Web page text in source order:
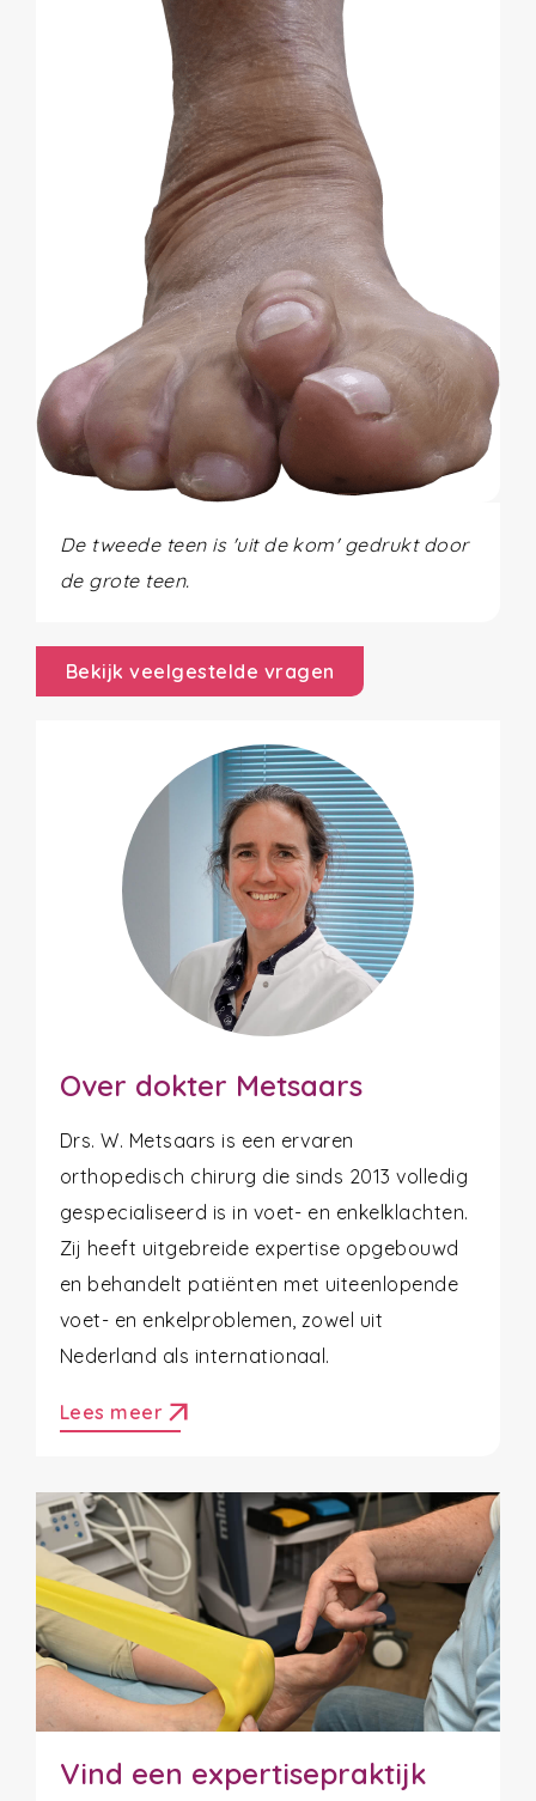
De tweede teen is 'uit de kom' gedrukt door
de grote teen.
Bekijk veelgestelde vragen
Over dokter Metsaars
Drs. W. Metsaars is een ervaren
orthopedisch chirurg die sinds 2013 volledig
gespecialiseerd is in voet- en enkelklachten.
Zij heeft uitgebreide expertise opgebouwd
en behandelt patiënten met uiteenlopende
voet- en enkelproblemen, zowel uit
Nederland als internationaal.
Lees meer arrow_outward
Vind een expertisepraktijk